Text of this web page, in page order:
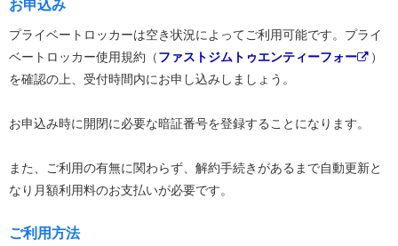
お申込み
プライベートロッカーは空き状況によってご利用可能です。プライ
ベートロッカー使用規約（ファストジムトゥエンティーフォー
）
を確認の上、受付時間内にお申し込みしましょう。
お申込み時に開閉に必要な暗証番号を登録することになります。
また、ご利用の有無に関わらず、解約手続きがあるまで自動更新と
なり月額利用料のお支払いが必要です。
ご利用方法